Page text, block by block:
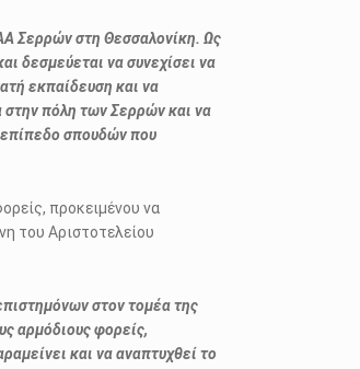
Σερρών στη Θεσσαλονίκη. Ως
δεσμεύεται να συνεχίσει να
εκπαίδευση και να
στην πόλη των Σερρών και να
επίπεδο σπουδών που
προκειμένου να
του Αριστοτελείου
στον τομέα της
αρμόδιους φορείς,
και να αναπτυχθεί το